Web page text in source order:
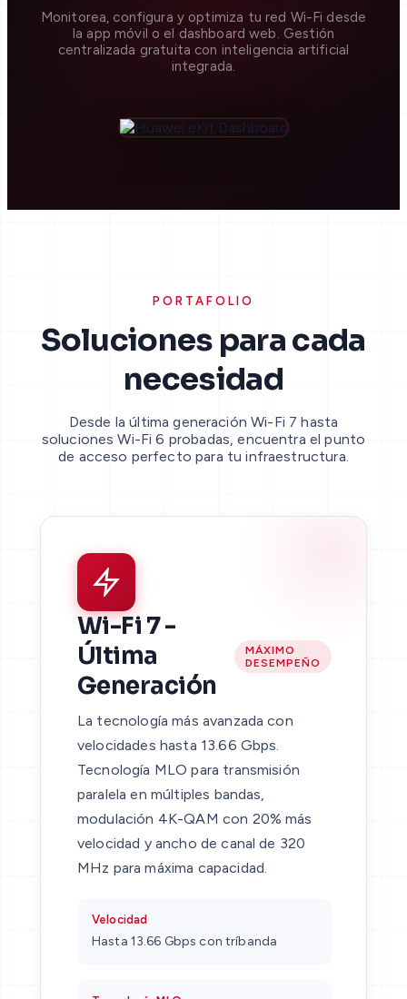
Monitorea, configura y optimiza tu red Wi-Fi desde
la app móvil o el dashboard web. Gestión
centralizada gratuita con inteligencia artificial
integrada.
PORTAFOLIO
Soluciones para cada
necesidad
Desde la última generación Wi-Fi 7 hasta
soluciones Wi-Fi 6 probadas, encuentra el punto
de acceso perfecto para tu infraestructura.
Wi-Fi 7 -
Última
Generación
MÁXIMO
DESEMPEÑO
La tecnología más avanzada con
velocidades hasta 13.66 Gbps.
Tecnología MLO para transmisión
paralela en múltiples bandas,
modulación 4K-QAM con 20% más
velocidad y ancho de canal de 320
MHz para máxima capacidad.
Velocidad
Hasta 13.66 Gbps con tríbanda